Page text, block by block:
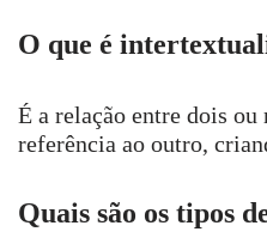
O que é
É a relação entre dois
referência ao outro,
Quais são os tipos